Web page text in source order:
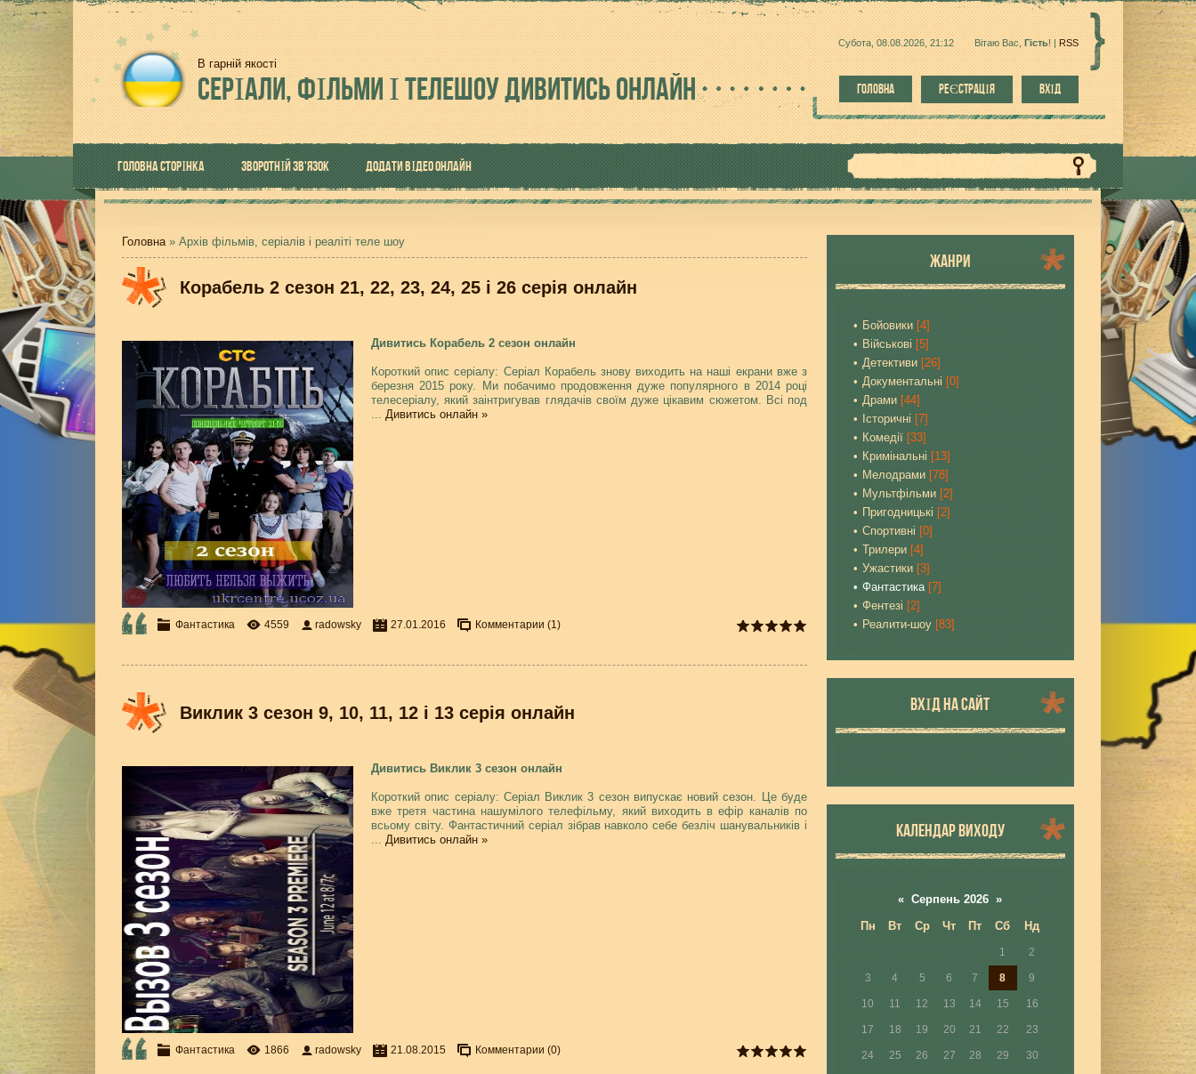
В гарній якості
СЕРІАЛИ,ФІЛЬМИ І ТЕЛЕШОУ ДИВИТИСЬ ОНЛАЙН
Субота, 08.08.2026, 21:12 Вітаю Вас Гість! | RSS
ГОЛОВНА РЕЄСТРАЦІЯ ВХІД
ГОЛОВНА СТОРІНКА ЗВОРОТНІЙ ЗВ'ЯЗОК ДОДАТИ ВІДЕО ОНЛАЙН
Головна» Архів фільмів, серіалів і реаліті теле шоу
Корабель 2 сезон 21, 22, 23, 24, 25 і 26 серія онлайн
Дивитись Корабель 2 сезон онлайн
Короткий опис серіалу: Серіал Корабель знову виходить на наші екрани вже з
березня 2015 року. Ми побачимо продовження дуже популярного в 2014 році
телесеріалу, який заінтригував глядачів своїм дуже цікавим сюжетом. Всі под
... Дивитись онлайн »
Фантастика 4559 radowsky 27.01.2016 Комментарии (1)
Виклик 3 сезон 9, 10, 11, 12 і 13 серія онлайн
Дивитись Виклик 3 сезон онлайн
Короткий опис серіалу: Серіал Виклик 3 сезон випускає новий сезон. Це буде
вже третя частина нашумілого телефільму, який виходить в ефір каналів по
всьому світу. Фантастичний серіал зібрав навколо себе безліч шанувальників і
... Дивитись онлайн »
Фантастика 1866 radowsky 21.08.2015 Комментарии (0)
ЖАНРИ
Бойовики [4]
Військові [5]
Детективи [26]
Документальні [0]
Драми [44]
Історичні [7]
Комедії [33]
Кримінальні [13]
Мелодрами [78]
Мультфільми [2]
Пригодницькі [2]
Спортивні [0]
Трилери [4]
Ужастики [3]
Фантастика [7]
Фентезі [2]
Реалити-шоу [83]
ВХІД НА САЙТ
КАЛЕНДАР ВИХОДУ
« Серпень 2026 »
Пн
Вт Ср Чт Пт Сб Нд
1 2
3 4 5 6 7 8 9
10 11 12 13 14 15 16
17 18 19 20 21 22 23
24 25 26 27 28 29 30